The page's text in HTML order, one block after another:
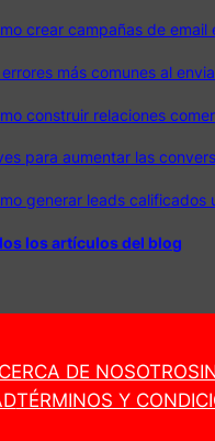
crear campañas de email
errores más comunes al
construir relaciones
para aumentar las
generar leads
los artículos del blog
DE NOSOTROS
TÉRMINOS Y